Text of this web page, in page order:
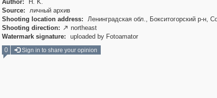
Author:
H. K.
Source:
личный архив
Shooting location address:
Ленинградская обл., Бокситогорский р-н,
Shooting direction:  northeast
Watermark signature:
uploaded by Fotoamator
0
Sign in to share your opinion